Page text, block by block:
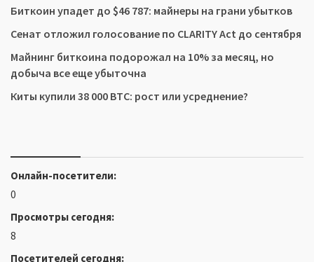
Биткоин упадет до $46 787: майнеры на грани убытков
Сенат отложил голосование по CLARITY Act до сентября
Майнинг биткоина подорожал на 10% за месяц, но
добыча все еще убыточна
Киты купили 38 000 BTC: рост или усреднение?
Онлайн-посетители:
0
Просмотры сегодня:
8
Посетителей сегодня: